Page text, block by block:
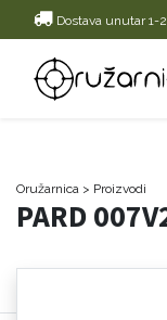
Dostava unutar 1-
Oružarnica > Proizvodi
PARD